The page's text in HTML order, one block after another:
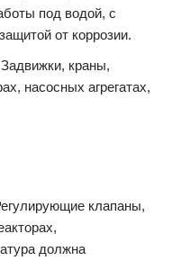
под водой, с
от коррозии.
Задвижки, краны,
насосных агрегатах,
клапаны,
должна